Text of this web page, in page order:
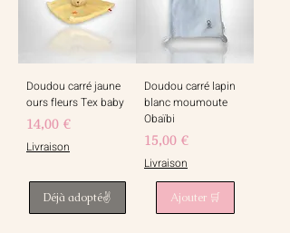
Doudou carré jaune
ours fleurs Tex baby
Prix
14,00 €
Livraison
Déjà adopté✌️
Doudou carré lapin
blanc moumoute
Obaïbi
Prix
15,00 €
Livraison
Ajouter 🛒